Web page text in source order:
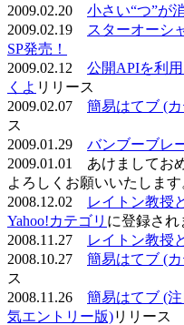
2009.02.20 小さい“つ”が
2009.02.19
スターオーシ
SP発売！
2009.02.12 公開APIを利
くよ リリース
2009.02.07 簡易はてブ (
ス
2009.01.29 バンブーブレ
2009.01.01 あけましてお
よろしくお願いいたします
2008.12.02
レイトン教授
Yahoo!カテゴリ に登録され
2008.11.27
レイトン教授
2008.10.27 簡易はてブ (
ス
2008.11.26 簡易はてブ (
気エントリー版)リリース